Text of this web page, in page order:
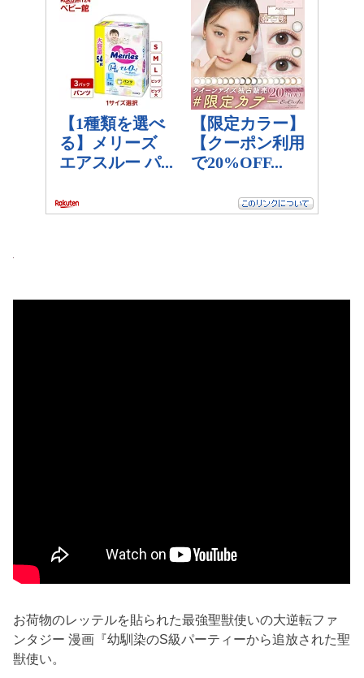
お荷物のレッテルを貼られた最強聖獣使いの大逆転ファ
ンタジー 漫画『幼馴染のS級パーティーから追放された聖
獣使い。